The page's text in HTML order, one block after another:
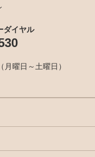
ダイヤル
曜日～土曜日）